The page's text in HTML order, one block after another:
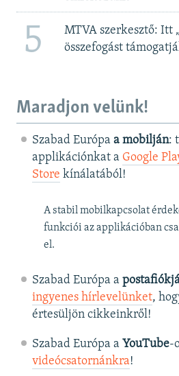
5
MTVA szerkesztő: Itt
összefogást
Maradjon velünk!
Szabad Európa a mobilján:
applikációnkat a Google
Store kínálatából!
A stabil mobilkapcsolat
funkciói az applikációban
el.
Szabad Európa a
ingyenes hírlevelünket,
értesüljön cikkeinkről!
Szabad Európa a YouTube-
videócsatornánkra!